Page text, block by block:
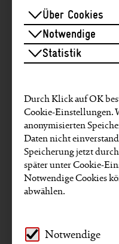
Die Deutsche
Zusammenarbeit
tätiges
Zusammenarbeit.
privatwirtschaftlich
des Bundes für
verbessern und die
zu erhalten.
Cookies
Über Cookies
Notwendige
Statistik
Durch Klick auf OK
Cookie-Einstellungen.
anonymisierten
Daten nicht
Speicherung jetzt
später unter Cookie-
Notwendige Cookies
abwählen.
Notwendige